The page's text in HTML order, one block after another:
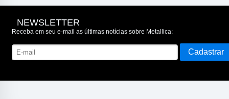
NEWSLETTER
Receba em seu e-mail as últimas notícias sobre Metallica: